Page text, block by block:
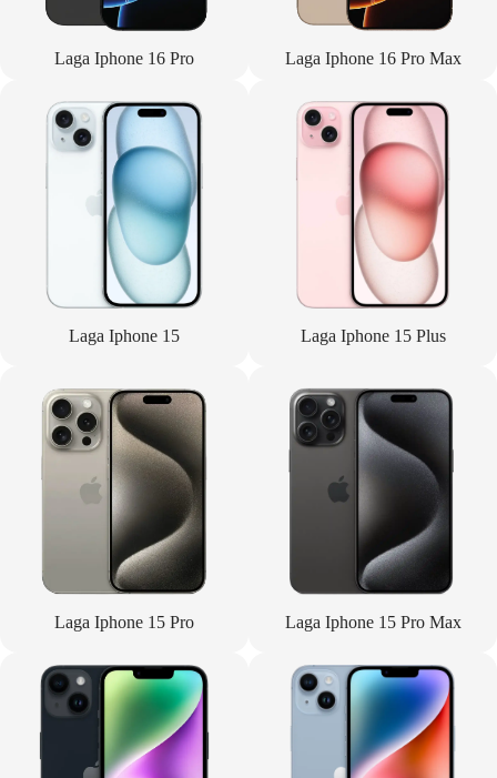
Laga Iphone 16 Pro Laga Iphone 16 Pro Max
Laga Iphone 15 Laga Iphone 15 Plus
Laga Iphone 15 Pro Laga Iphone 15 Pro Max